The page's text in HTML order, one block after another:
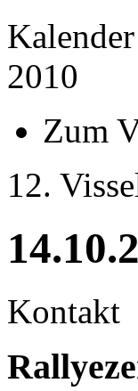
2010
Zum
12.
Kontakt